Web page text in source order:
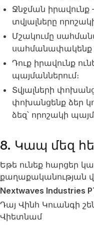
Ջնջման իրավունք
տվյալները
Մշակումը
սահմանափակենք
Դուք իրավունք
պայմաններում։
Տվյալների
փոխանցենք ձեր
ձեզ՝ որոշակի
8. Կապ մեզ
Եթե ​​ունեք հարցեր
քաղաքականության
Nextwaves Industries
Դայ Վինհ Կուանգի
Վիետնամ